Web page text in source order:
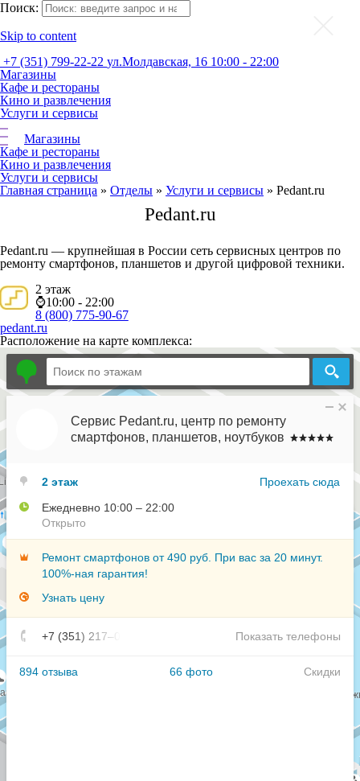
Поиск:
Skip to content
+7 (351) 799-22-22 ул.Молдавская, 16 10:00 - 22:00
Магазины
Кафе и рестораны
Кино и развлечения
Услуги и сервисы
Магазины
Кафе и рестораны
Кино и развлечения
Услуги и сервисы
Главная страница » Отделы » Услуги и сервисы » Pedant.ru
Pedant.ru
Pedant.ru — крупнейшая в России сеть сервисных центров по
ремонту смартфонов, планшетов и другой цифровой техники.
2 этаж
⌚10:00 - 22:00
8 (800) 775-90-67
pedant.ru
Расположение на карте комплекса: